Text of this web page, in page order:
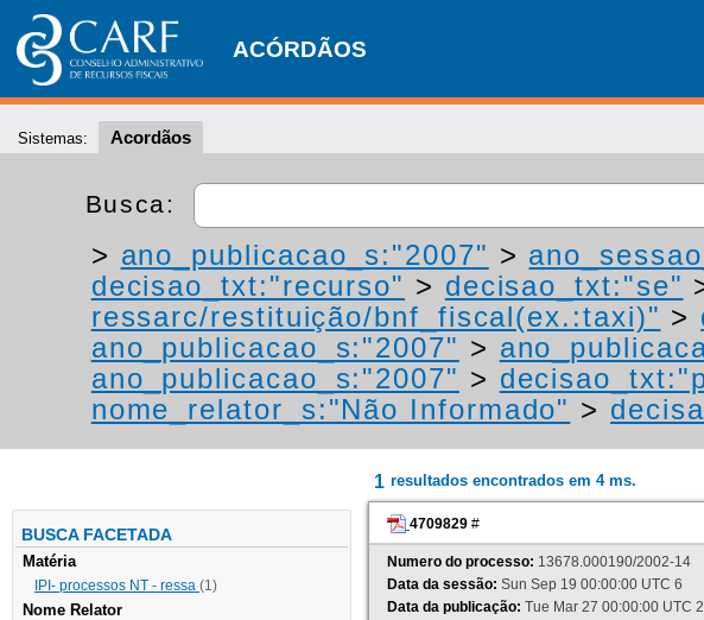
ACÓRDÃOS
Sistemas: Acordãos
Busca:
> ano_publicacao_s:"2007" >
decisao_txt:"recurso" > decisao_txt:"se"
ressarc/restituição/bnf_fiscal(ex.:taxi)" >
ano_publicacao_s:"2007" >
ano_publicacao_s:"2007" >
nome_relator_s:"Não Informado" >
BUSCA FACETADA
Matéria
IPI- processos NT - ressa (1)
Nome Relator
1 resultados encontrados em 4 ms.
4709829 #
Numero do processo: 13678.000190/2002-14
Data da sessão: Sun Sep 19 00:00:00 UTC 6
Data da publicação: Tue Mar 27 00:00:00 UTC